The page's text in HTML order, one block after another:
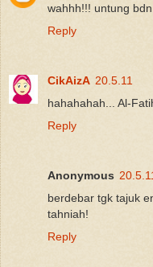
wahhh!!! untung
Reply
CikAizA 20.5.11
hahahahah... Al-
Reply
Anonymous
berdebar tgk tajuk
tahniah!
Reply